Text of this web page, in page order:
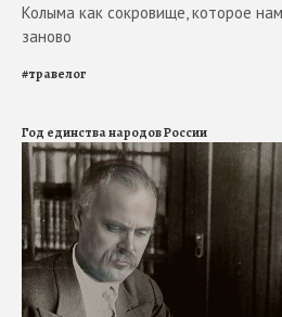
Колыма как сокровище, которое
заново
#травелог
Год единства народов России